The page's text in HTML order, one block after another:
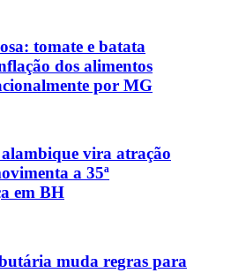
tomate e batata
dos alimentos
por MG
alambique vira atração
a 35ª
em BH
muda regras para